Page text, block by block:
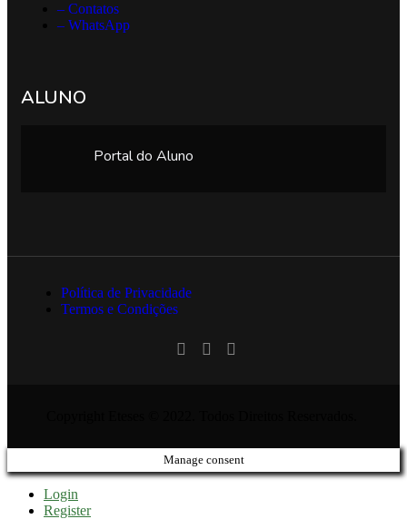
– Contatos
– WhatsApp
ALUNO
Portal do Aluno
Política de Privacidade
Termos e Condições
Manage consent
Login
Register